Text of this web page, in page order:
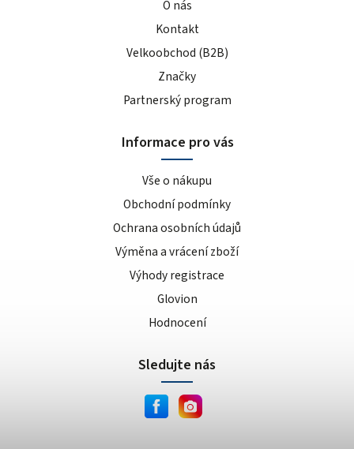
O nás
Kontakt
Velkoobchod (B2B)
Značky
Partnerský program
Informace pro vás
Vše o nákupu
Obchodní podmínky
Ochrana osobních údajů
Výměna a vrácení zboží
Výhody registrace
Glovion
Hodnocení
Sledujte nás